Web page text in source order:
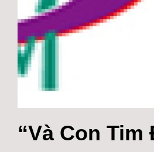
“Và Con